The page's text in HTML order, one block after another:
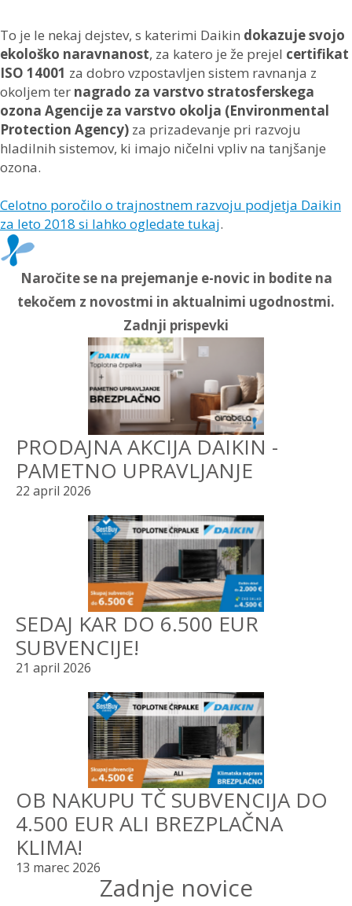
To je le nekaj dejstev, s katerimi Daikin dokazuje svojo
ekološko naravnanost, za katero je že prejel certifikat
ISO 14001 za dobro vzpostavljen sistem ravnanja z
okoljem ter nagrado za varstvo stratosferskega
ozona Agencije za varstvo okolja (Environmental
Protection Agency) za prizadevanje pri razvoju
hladilnih sistemov, ki imajo ničelni vpliv na tanjšanje
ozona.
Celotno poročilo o trajnostnem razvoju podjetja Daikin
za leto 2018 si lahko ogledate tukaj.
Naročite se na prejemanje e-novic in bodite na
tekočem z novostmi in aktualnimi ugodnostmi.
Zadnji prispevki
PRODAJNA AKCIJA DAIKIN -
PAMETNO UPRAVLJANJE
22 april 2026
SEDAJ KAR DO 6.500 EUR
SUBVENCIJE!
21 april 2026
OB NAKUPU TČ SUBVENCIJA DO
4.500 EUR ALI BREZPLAČNA
KLIMA!
13 marec 2026
Zadnje novice